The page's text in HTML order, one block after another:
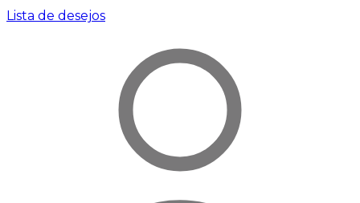
Lista de desejos